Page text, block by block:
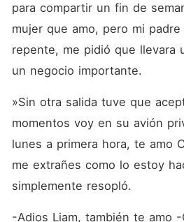
para compartir un fin de
mujer que amo, pero mi
repente, me pidió que llevara
un negocio importante.
»Sin otra salida tuve que
momentos voy en su avión
lunes a primera hora, te amo
me extrañes como lo estoy
simplemente resopló.
-Adios Liam, también te amo